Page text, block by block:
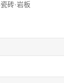
砖·岩板